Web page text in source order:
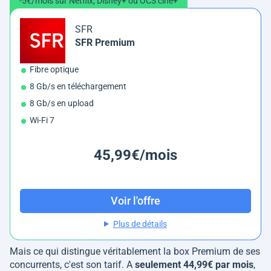
SFR
SFR Premium
Fibre optique
8 Gb/s en téléchargement
8 Gb/s en upload
Wi-Fi 7
45,99€/mois
Voir l'offre
Plus de détails
Mais ce qui distingue véritablement la box Premium de ses
concurrents, c'est son tarif. A seulement 44,99€ par mois,